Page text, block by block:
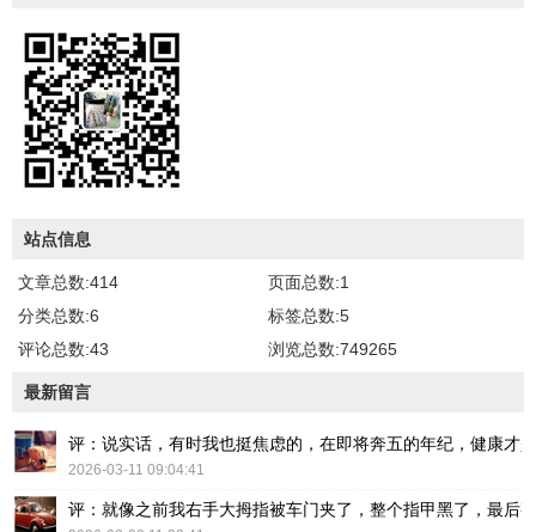
站点信息
文章总数:414
页面总数:1
分类总数:6
标签总数:5
评论总数:43
浏览总数:749265
最新留言
评：说实话，有时我也挺焦虑的，在即将奔五的年纪，健康才
2026-03-11 09:04:41
评：就像之前我右手大拇指被车门夹了，整个指甲黑了，最后